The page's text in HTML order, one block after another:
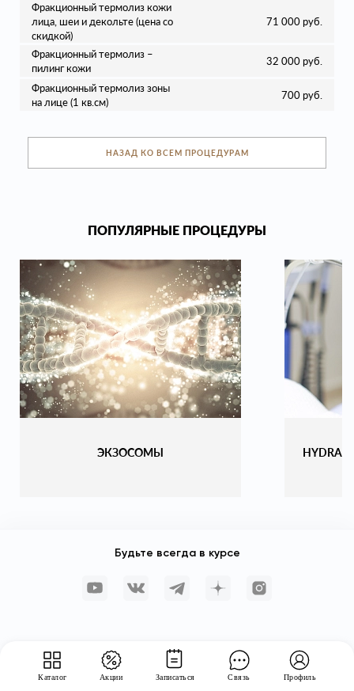
Каталог Акции Записаться Связь Профиль
Фракционный термолиз кожи
лица, шеи и декольте (цена со
скидкой)
71 000 руб.
Фракционный термолиз –
пилинг кожи
32 000 руб.
Фракционный термолиз зоны
на лице (1 кв.см)
700 руб.
НАЗАД КО ВСЕМ ПРОЦЕДУРАМ
ПОПУЛЯРНЫЕ ПРОЦЕДУРЫ
ЭКЗОСОМЫ
Будьте всегда в курсе